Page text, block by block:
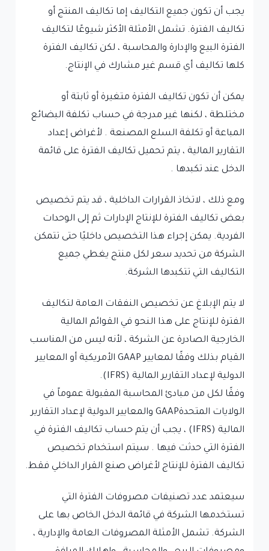
يجب أن تكون جميع التكاليف إما تكاليف المنتج أو
تكاليف الفترة. تشمل الأمثلة الأكثر شيوعًا لتكاليف
الفترة البيع والإدارة والمحاسبة ، لكن تكاليف الفترة
كلها تكاليف أي قسم غير مشارك في الإنتاج.
يمكن أن تكون تكاليف الفترة متغيرة أو ثابتة أو
مختلطة ، لكنها غير مدرجة في حساب تكلفة البضائع
المباعة أو تكلفة السلع المصنعة . لأغراض إعداد
التقارير المالية ، يتم تحميل تكاليف الفترة على قائمة
الدخل عند تكبدها .
ومع ذلك ، لاتخاذ القرارات الداخلية ، قد يتم تخصيص
بعض تكاليف الفترة للإنتاج الإدارات ثم إلى الوحدات
الفردية. يمكن إجراء هذا التخصيص داخليًا حتى تتمكن
الشركة من تحديد سعر لكل منتج يغطي جميع
التكاليف التي تتكبدها الشركة.
لا يتم الإبلاغ عن تخصيص النفقات العامة لتكاليف
الفترة للإنتاج على هذا النحو في القوائم المالية
الخارجية الصادرة عن الشركة ، لأنه ليس من المناسب
القيام بذلك وفقًا لمعايير GAAP الأمريكية أو المعايير
الدولية لإعداد التقارير المالية (IFRS).
وفقًا لكل من مبادئ المحاسبة المقبولة عموماً في
الولايات المتحدةGAAP والمعايير الدولية لإعداد التقارير
المالية (IFRS) ، يجب أن يتم حساب تكاليف الفترة في
الفترة التي حدثت فيها . سيتم استخدام تخصيص
تكاليف الفترة للإنتاج لأغراض صنع القرار الداخلي فقط.
سيعتمد عدد تصنيفات مصروفات الفترة التي
تستخدمها الشركة في قائمة الدخل الخاص بها على
الشركة. تشمل الأمثلة المصروفات العامة والإدارية ،